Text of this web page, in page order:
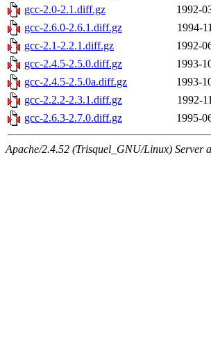
gcc-2.0-2.1.diff.gz
1992-
gcc-2.6.0-2.6.1.diff.gz
1994-
gcc-2.1-2.2.1.diff.gz
1992-
gcc-2.4.5-2.5.0.diff.gz
1993-
gcc-2.4.5-2.5.0a.diff.gz
1993-
gcc-2.2.2-2.3.1.diff.gz
1992-
gcc-2.6.3-2.7.0.diff.gz
1995-
Apache/2.4.52 (Trisquel_GNU/Linux) Server